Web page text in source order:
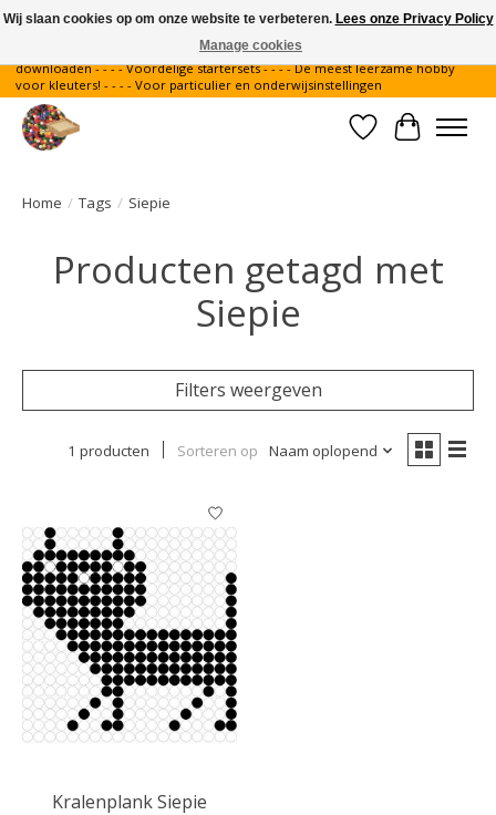
Gratis verzending binnen Nederland - - - - Legvoorbeelden gratis te
downloaden - - - - Voordelige startersets - - - - De meest leerzame hobby
voor kleuters! - - - - Voor particulier en onderwijsinstellingen
Verlanglijst
Home / Tags / Siepie
Producten getagd met
Siepie
Filters weergeven
1 producten Sorteren op Naam oplopend
Kralenplank Siepie
Wij slaan cookies op om onze website te verbeteren. Lees onze Privacy Policy
Manage cookies